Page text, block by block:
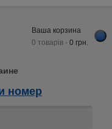
Ваша корзина
0 товарів -0 грн.
номер